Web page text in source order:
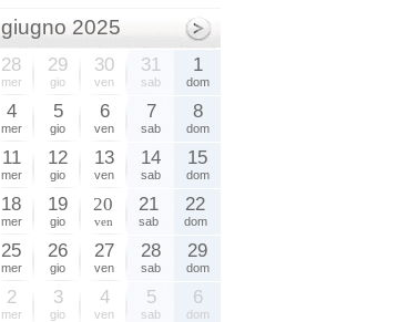
giugno 2025
28
mer
29
gio
30
ven
31
sab
1
dom
4
mer
5
gio
6
ven
7
sab
8
dom
11
mer
12
gio
13
ven
14
sab
15
dom
18
mer
19
gio
20
ven
21
sab
22
dom
25
mer
26
gio
27
ven
28
sab
29
dom
2
mer
3
gio
4
ven
5
sab
6
dom